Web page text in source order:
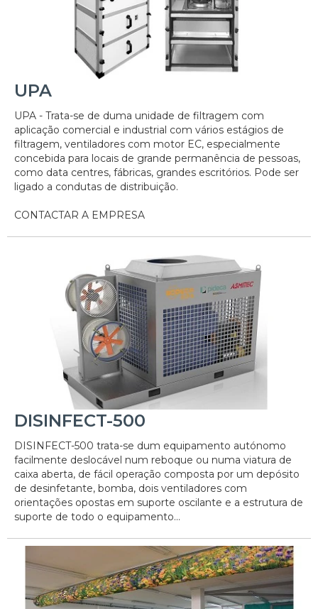
UPA
UPA - Trata-se de duma unidade de filtragem com
aplicação comercial e industrial com vários estágios de
filtragem, ventiladores com motor EC, especialmente
concebida para locais de grande permanência de pessoas,
como data centres, fábricas, grandes escritórios. Pode ser
ligado a condutas de distribuição.
CONTACTAR A EMPRESA
DISINFECT-500
DISINFECT-500 trata-se dum equipamento autónomo
facilmente deslocável num reboque ou numa viatura de
caixa aberta, de fácil operação composta por um depósito
de desinfetante, bomba, dois ventiladores com
orientações opostas em suporte oscilante e a estrutura de
suporte de todo o equipamento...